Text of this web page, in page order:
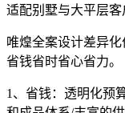
适配别墅与大平层客
唯煌全案设计差异
省钱省时省心省力。
1、省钱：透明化预